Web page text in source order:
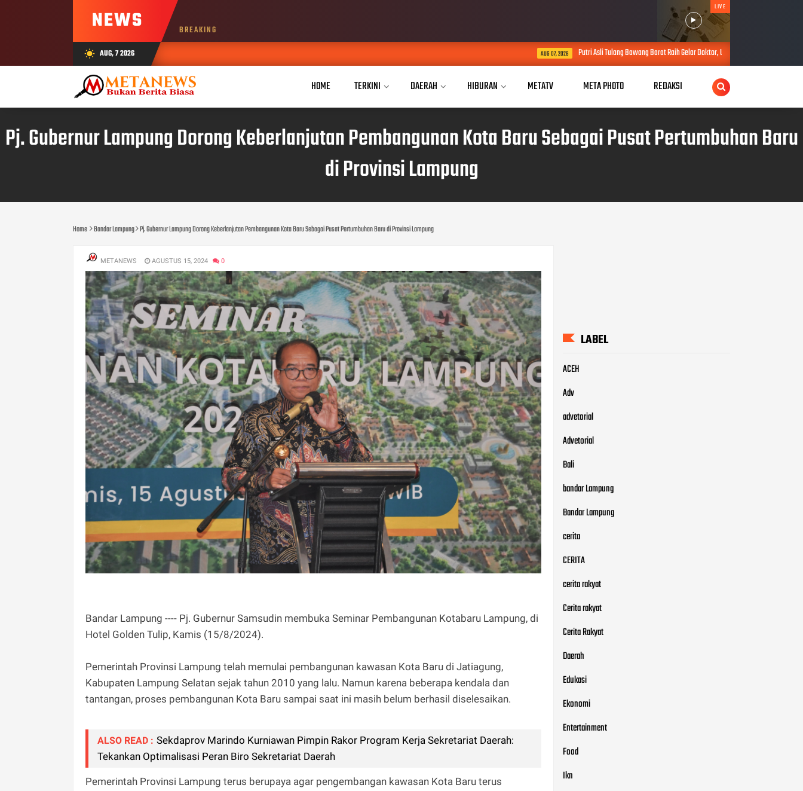
NEWS BREAKING
LIVE
wb_sunny AUG, 7 2026 Putri Asli Tulang Bawang Barat Raih Gelar Doktor, Usulkan Konsep Pengayaan Tidak Sah Perkuat
HOME TERKINI DAERAH HIBURAN METATV META PHOTO REDAKSI
Pj. Gubernur Lampung Dorong Keberlanjutan Pembangunan Kota Baru Sebagai Pusat Pertumbuhan Baru
di Provinsi Lampung
Home Bandar Lampung Pj. Gubernur Lampung Dorong Keberlanjutan Pembangunan Kota Baru Sebagai Pusat Pertumbuhan Baru di Provinsi Lampung
METANEWS AGUSTUS 15, 2024 0
Bandar Lampung ---- Pj. Gubernur Samsudin membuka Seminar Pembangunan Kotabaru Lampung, di
Hotel Golden Tulip, Kamis (15/8/2024).
Pemerintah Provinsi Lampung telah memulai pembangunan kawasan Kota Baru di Jatiagung,
Kabupaten Lampung Selatan sejak tahun 2010 yang lalu. Namun karena beberapa kendala dan
tantangan, proses pembangunan Kota Baru sampai saat ini masih belum berhasil diselesaikan.
ALSO READ : Sekdaprov Marindo Kurniawan Pimpin Rakor Program Kerja Sekretariat Daerah:
Tekankan Optimalisasi Peran Biro Sekretariat Daerah
Pemerintah Provinsi Lampung terus berupaya agar pengembangan kawasan Kota Baru terus
LABEL
ACEH
Adv
advetorial
Advetorial
Bali
bandar Lampung
Bandar Lampung
cerita
CERITA
cerita rakyat
Cerita rakyat
Cerita Rakyat
Daerah
Edukasi
Ekonomi
Entertainment
Food
Ikn